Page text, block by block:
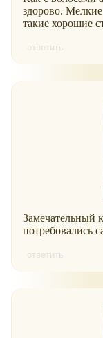
здорово.
такие хорошие
ответить
Замечательный
потребовались
ответить